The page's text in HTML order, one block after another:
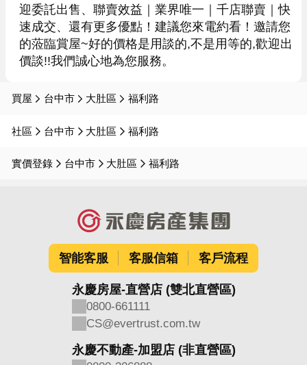
迎委託出售、聯賣效益｜業界唯一｜千店聯賣｜快
速成交、還有更多優點！建議您來電約看！邀請您
的蒞臨賞屋~好的價格是用談的,不是用等的,歡迎出
價談!!我們誠心地為您服務。
買屋 台中市 大肚區 福利路
社區 台中市 大肚區 福利路
實價登錄 台中市 大肚區 福利路
智能客服 客服信箱 客戶流程
永慶房屋-直營店 (雙北直營區)
0800-661111
CS@evertrust.com.tw
永慶不動產-加盟店 (非直營區)